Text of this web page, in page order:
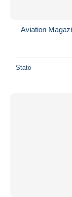
Aviation
Stato